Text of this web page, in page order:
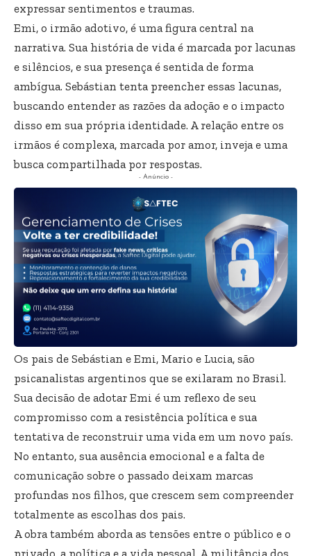
expressar sentimentos e traumas.
Emi, o irmão adotivo, é uma figura central na
narrativa. Sua história de vida é marcada por lacunas
e silêncios, e sua presença é sentida de forma
ambígua. Sebástian tenta preencher essas lacunas,
buscando entender as razões da adoção e o impacto
disso em sua própria identidade. A relação entre os
irmãos é complexa, marcada por amor, inveja e uma
busca compartilhada por respostas.
- Anúncio -
Os pais de Sebástian e Emi, Mario e Lucia, são
psicanalistas argentinos que se exilaram no Brasil.
Sua decisão de adotar Emi é um reflexo de seu
compromisso com a resistência política e sua
tentativa de reconstruir uma vida em um novo país.
No entanto, sua ausência emocional e a falta de
comunicação sobre o passado deixam marcas
profundas nos filhos, que crescem sem compreender
totalmente as escolhas dos pais.
A obra também aborda as tensões entre o público e o